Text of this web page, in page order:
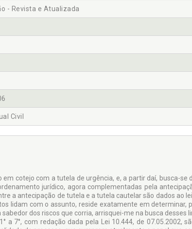
- Revista e Atualizada
Civil
em cotejo com a tutela de urgência, e, a partir daí, busca-se
jurídico, agora complementadas pela
a antecipação de tutela e a tutela cautelar são dados ao
lidam com o assunto, reside exatamente em determinar,
dos riscos que corria, arrisquei-me na busca desses
a 7°, com redação dada pela Lei 10.444, de 07.05.2002,